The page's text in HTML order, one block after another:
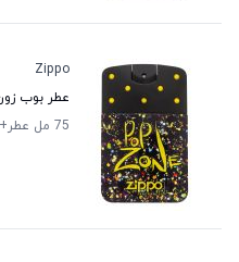
Zippo
عطر بوب
75 مل عطر
+1